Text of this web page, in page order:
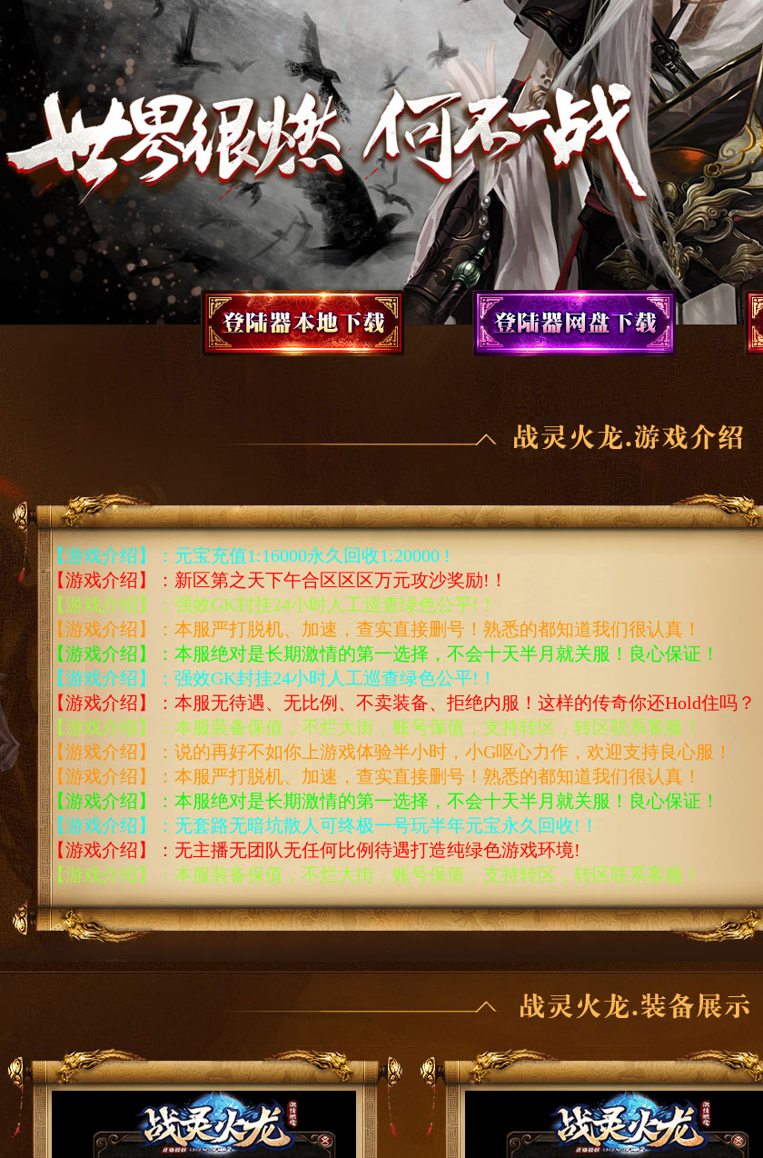
【游戏介绍】：元宝充值1:16000永久回收1:20000 !
【游戏介绍】：新区第之天下午合区区区万元攻沙奖励!！
【游戏介绍】：强效GK封挂24小时人工巡查绿色公平!！
【游戏介绍】：本服严打脱机、加速，查实直接删号！熟悉的都知道我们很认真！
【游戏介绍】：本服绝对是长期激情的第一选择，不会十天半月就关服！良心保证！
【游戏介绍】：强效GK封挂24小时人工巡查绿色公平!！
【游戏介绍】：本服无待遇、无比例、不卖装备、拒绝内服！这样的传奇你还Hold住吗？
【游戏介绍】：本服装备保值，不烂大街，账号保值，支持转区，转区联系客服！
【游戏介绍】：说的再好不如你上游戏体验半小时，小G呕心力作，欢迎支持良心服！
【游戏介绍】：本服严打脱机、加速，查实直接删号！熟悉的都知道我们很认真！
【游戏介绍】：本服绝对是长期激情的第一选择，不会十天半月就关服！良心保证！
【游戏介绍】：无套路无暗坑散人可终极一号玩半年元宝永久回收!！
【游戏介绍】：无主播无团队无任何比例待遇打造纯绿色游戏环境!
【游戏介绍】：本服装备保值，不烂大街，账号保值，支持转区，转区联系客服！